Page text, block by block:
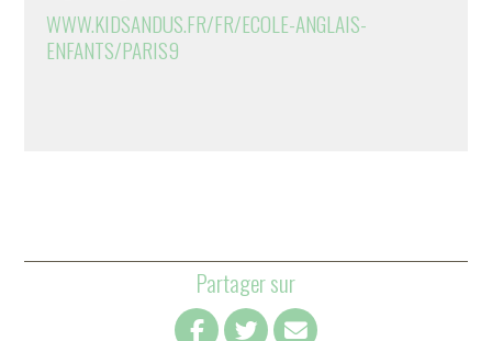
WWW.KIDSANDUS.FR/FR/ECOLE-ANGLAIS-
ENFANTS/PARIS9
Partager sur